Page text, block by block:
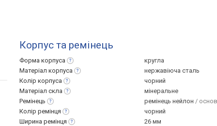
Корпус та ремінець
Форма корпуса
кругла
Матеріал корпуса
нержавіюча сталь
Колір корпуса
чорний
Матеріал скла
мінеральне
Ремінець
ремінець нейлон /
Колір ремінця
чорний
Ширина ремінця
26 мм